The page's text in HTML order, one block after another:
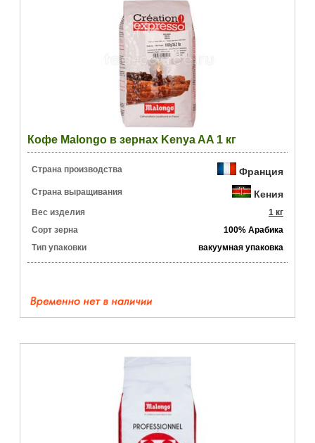
Кофе Malongo в зернах Kenya AA 1 кг
Страна производства Франция
Страна выращивания Кения
Вес изделия
1 кг
Сорт зерна
100% Арабика
Тип упаковки
вакуумная упаковка